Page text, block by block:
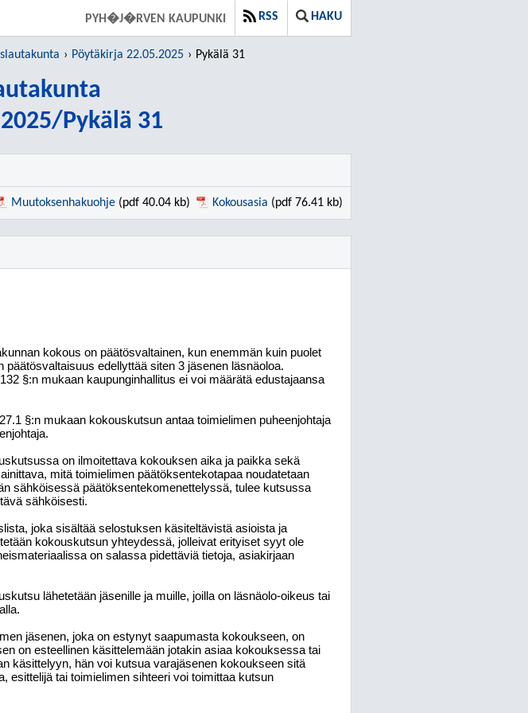
PYH�J�RVEN KAUPUNKI RSS HAKU
Pöytäkirja 22.05.2025 Pykälä 31
Pykälä 31
Muutoksenhakuohje (pdf 40.04 kb) Kokousasia (pdf 76.41 kb)
kokous on päätösvaltainen, kun enemmän kuin puolet
päätösvaltaisuus edellyttää siten 3 jäsenen läsnäoloa.
§:n mukaan kaupunginhallitus ei voi määrätä edustajaansa
§:n mukaan kokouskutsun antaa toimielimen puheenjohtaja
on ilmoitettava kokouksen aika ja paikka sekä
mitä toimielimen päätöksentekotapaa noudatetaan
sähköisessä päätöksentekomenettelyssä, tulee kutsussa
sähköisesti.
joka sisältää selostuksen käsiteltävistä asioista ja
kokouskutsun yhteydessä, jolleivat erityiset syyt ole
on salassa pidettäviä tietoja, asiakirjaan
lähetetään jäsenille ja muille, joilla on läsnäolo-oikeus tai
jäsenen, joka on estynyt saapumasta kokoukseen, on
on esteellinen käsittelemään jotakin asiaa kokouksessa tai
käsittelyyn, hän voi kutsua varajäsenen kokoukseen sitä
esittelijä tai toimielimen sihteeri voi toimittaa kutsun